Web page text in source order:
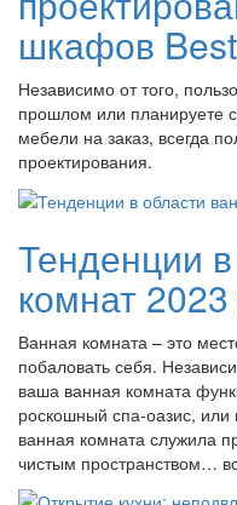
шкафов
Независимо от того,
прошлом или планируете
мебели на заказ, всегда
проектирования.
Тенденции
комнат 2023
Ванная комната – это
побаловать себя.
ваша ванная комната
роскошный спа-оазис, или
ванная комната служила
чистым пространством…